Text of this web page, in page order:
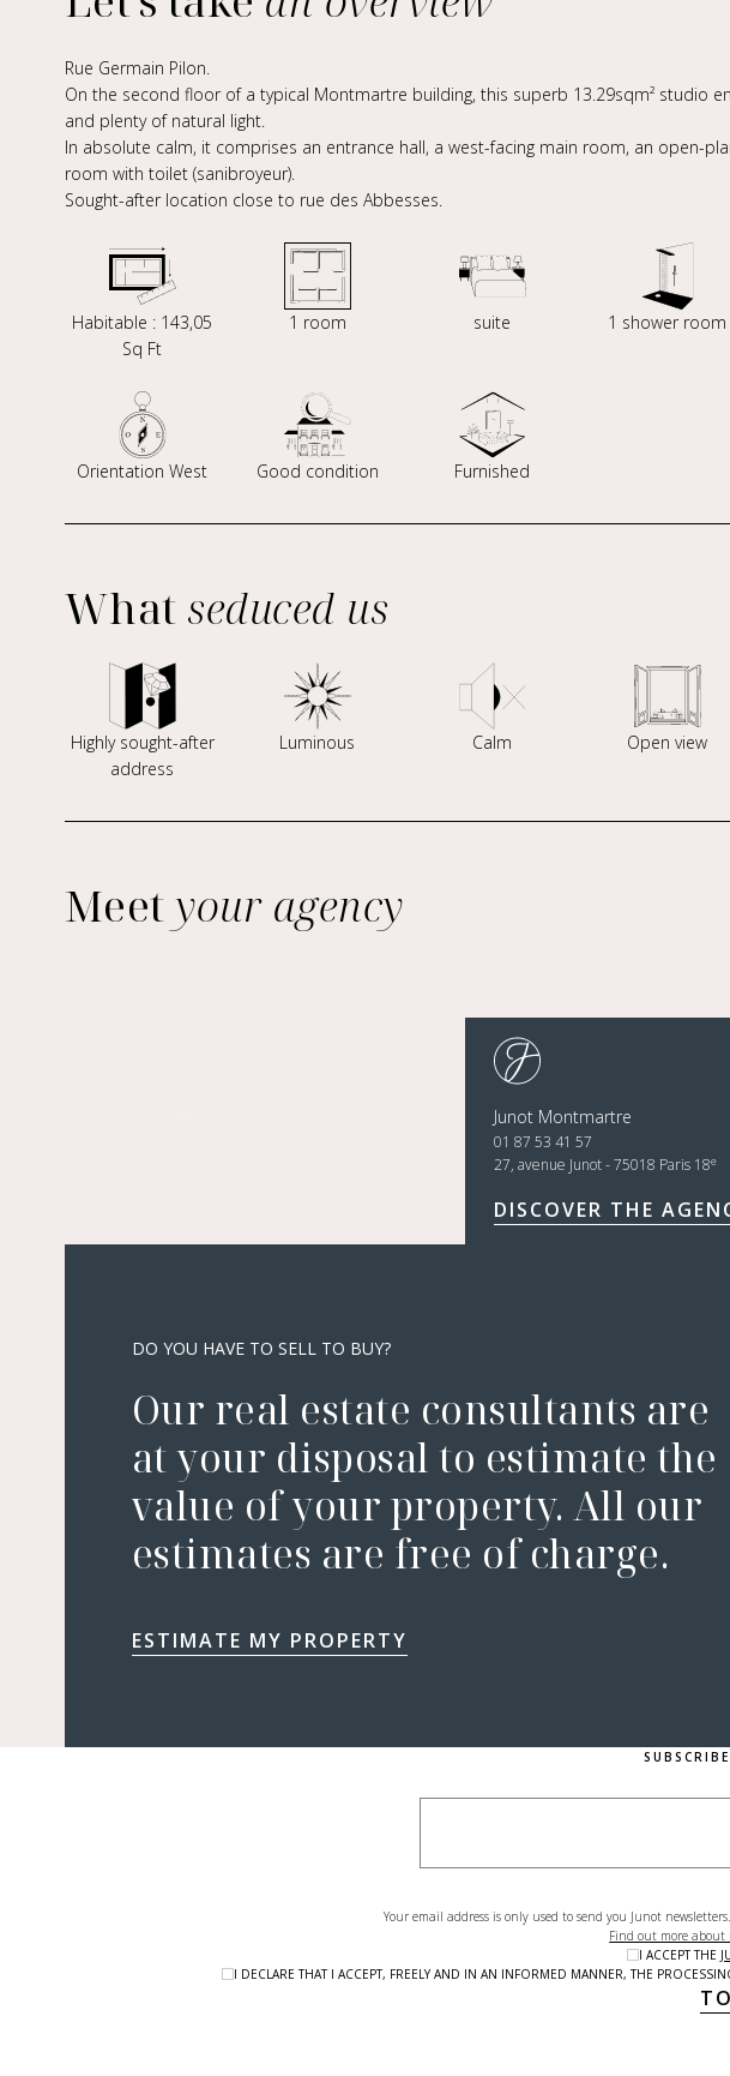
Rue Germain Pilon.
On the second floor of a typical Montmartre building, this superb 13.29sqm² studio
and plenty of natural light.
In absolute calm, it comprises an entrance hall, a west-facing main room, an open-
room with toilet (sanibroyeur).
Sought-after location close to rue des Abbesses.
Habitable : 143,05
Sq Ft
1 room suite 1 shower room
Orientation West Good condition Furnished
What seduced us
Highly sought-after
address
Luminous Calm Open view
Meetyour agency
Junot Montmartre
01 87 53 41 57
27, avenue Junot - 75018 Paris 18e
DISCOVER THE
DO YOU HAVE TO SELL TO BUY?
Our real estate consultants are
at your disposal to estimate the
value of your property. All our
estimates are free of charge.
ESTIMATE MY PROPERTY
Your email address is only used to send you Junot
Find out more
I ACCEPT THE
I DECLARE THAT I ACCEPT, FREELY AND IN AN INFORMED MANNER, THE